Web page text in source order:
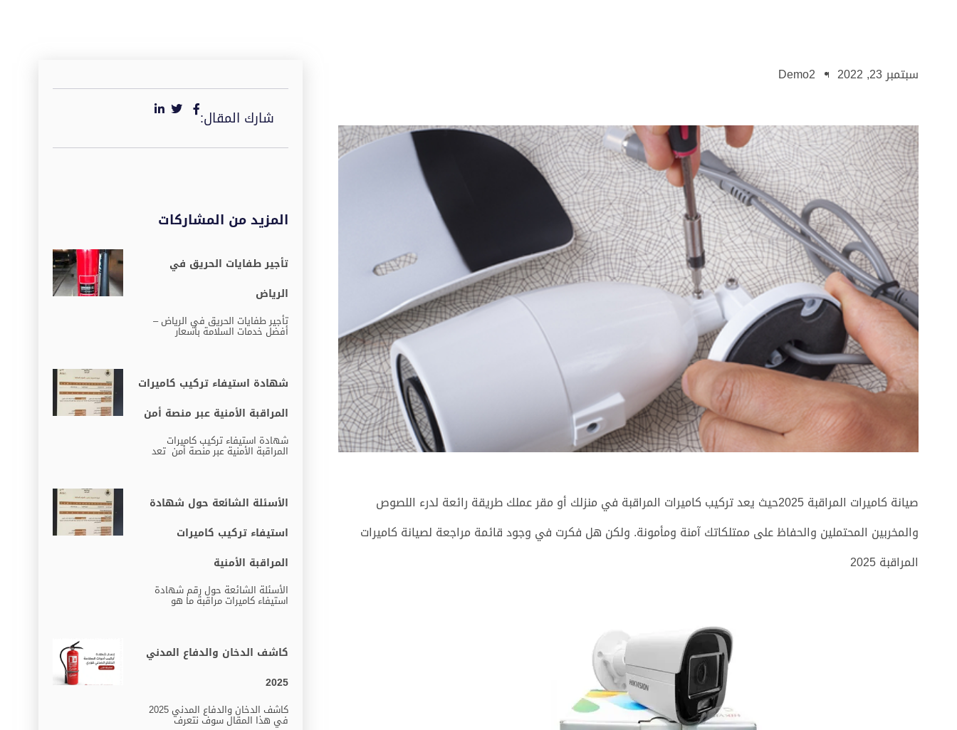
سبتمبر 23, 2022 Demo2
صيانة كاميرات المراقبة 2025حيث يعد تركيب كاميرات المراقبة في منزلك أو مقر عملك طريقة رائعة لدرء اللصوص
والمخربين المحتملين والحفاظ على ممتلكاتك آمنة ومأمونة. ولكن هل فكرت في وجود قائمة مراجعة لصيانة كاميرات
المراقبة 2025
شارك المقال:
المزيد من المشاركات
تأجير طفايات الحريق في
الرياض
تأجير طفايات الحريق في الرياض –
أفضل خدمات السلامة بأسعار
شهادة استيفاء تركيب كاميرات
المراقبة الأمنية عبر منصة أمن
شهادة استيفاء تركيب كاميرات
المراقبة الأمنية عبر منصة أمن تعد
الأسئلة الشائعة حول شهادة
استيفاء تركيب كاميرات
المراقبة الأمنية
الأسئلة الشائعة حول رقم شهادة
استيفاء كاميرات مراقبة ما هو
كاشف الدخان والدفاع المدني
2025
كاشف الدخان والدفاع المدني 2025
في هذا المقال سوف نتعرف